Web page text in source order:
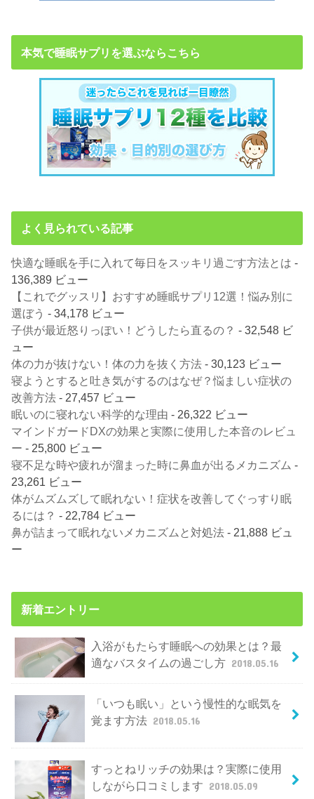
本気で睡眠サプリを選ぶならこちら
よく見られている記事
快適な睡眠を手に入れて毎日をスッキリ過ごす方法とは -
136,389 ビュー
【これでグッスリ】おすすめ睡眠サプリ12選！悩み別に
選ぼう - 34,178 ビュー
子供が最近怒りっぽい！どうしたら直るの？ - 32,548 ビ
ュー
体の力が抜けない！体の力を抜く方法 - 30,123 ビュー
寝ようとすると吐き気がするのはなぜ？悩ましい症状の
改善方法 - 27,457 ビュー
眠いのに寝れない科学的な理由 - 26,322 ビュー
マインドガードDXの効果と実際に使用した本音のレビュ
ー - 25,800 ビュー
寝不足な時や疲れが溜まった時に鼻血が出るメカニズム -
23,261 ビュー
体がムズムズして眠れない！症状を改善してぐっすり眠
るには？ - 22,784 ビュー
鼻が詰まって眠れないメカニズムと対処法 - 21,888 ビュ
ー
新着エントリー
入浴がもたらす睡眠への効果とは？最
適なバスタイムの過ごし方 2018.05.16
「いつも眠い」という慢性的な眠気を
覚ます方法 2018.05.16
すっとねリッチの効果は？実際に使用
しながら口コミします 2018.05.09